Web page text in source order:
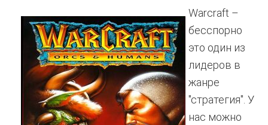
Warcraft –
бесспорно
это один из
лидеров в
жанре
"стратегия". У
нас можно